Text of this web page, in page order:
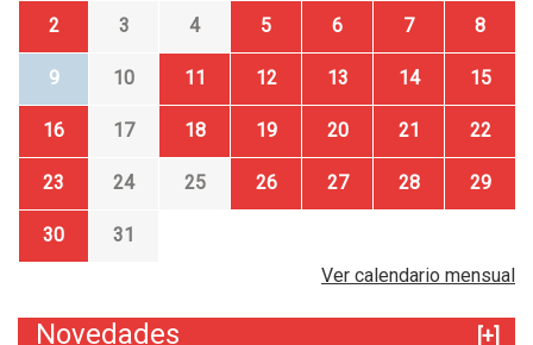
2 3 4 5 6 7 8
9 10 11 12 13 14 15
16 17 18 19 20 21 22
23 24 25 26 27 28 29
30
31
Ver calendario mensual
Novedades
[+]